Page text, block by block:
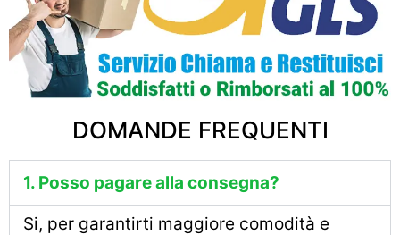
DOMANDE FREQUENTI
1. Posso pagare alla consegna?
Si, per garantirti maggiore comodità e